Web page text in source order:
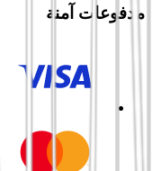
مدفوعات آمنة